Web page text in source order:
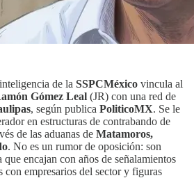
de la SSPCMéxico vincula al
Gómez Leal (JR) con una red de
, según publica PoliticoMX. Se le
en estructuras de contrabando de
de las aduanas de Matamoros,
. No es un rumor de oposición: son
encajan con años de señalamientos
con empresarios del sector y figuras